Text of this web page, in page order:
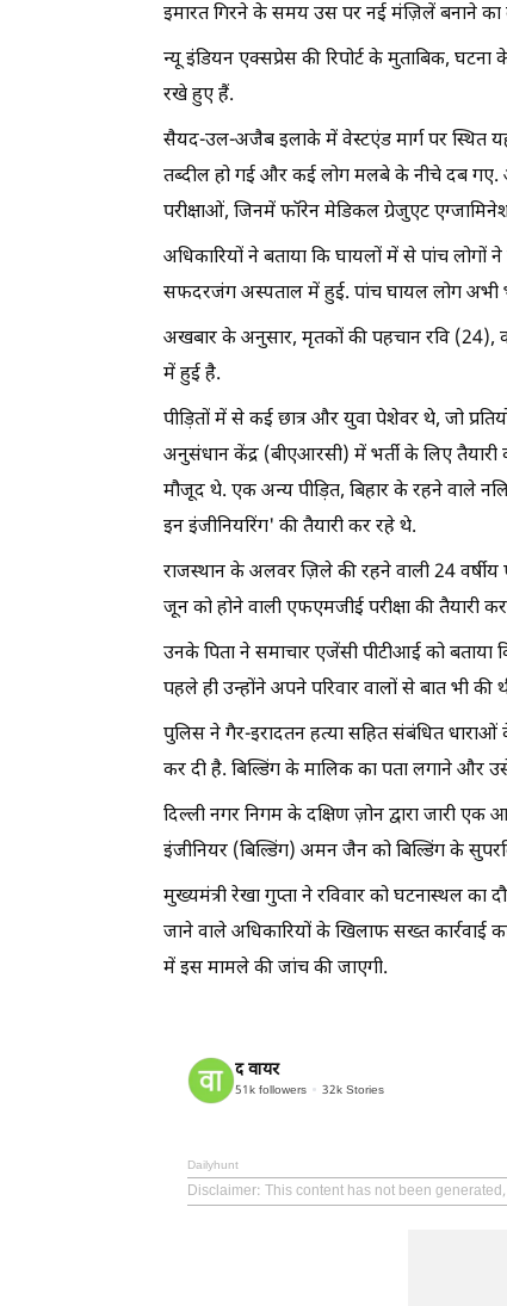
इमारत गिरने के समय उस पर नई मंज़िलें बनाने का
न्यू इंडियन एक्सप्रेस की रिपोर्ट के मुताबिक,
रखे हुए हैं.
सैयद-उल-अजैब इलाके में वेस्टएंड मार्ग पर स्थित
तब्दील हो गई और कई लोग मलबे के नीचे दब गए.
परीक्षाओं, जिनमें फॉरेन मेडिकल ग्रेजुएट
अधिकारियों ने बताया कि घायलों में से पांच
सफदरजंग अस्पताल में हुई. पांच घायल लोग अभी
अखबार के अनुसार, मृतकों की पहचान रवि
में हुई है.
पीड़ितों में से कई छात्र और युवा पेशेवर थे, जो
अनुसंधान केंद्र (बीएआरसी) में भर्ती के लिए
मौजूद थे. एक अन्य पीड़ित, बिहार के रहने वाले
इन इंजीनियरिंग' की तैयारी कर रहे थे.
राजस्थान के अलवर ज़िले की रहने वाली 24
जून को होने वाली एफएमजीई परीक्षा की तैयारी कर
उनके पिता ने समाचार एजेंसी पीटीआई को
पहले ही उन्होंने अपने परिवार वालों से बात भी की
पुलिस ने गैर-इरादतन हत्या सहित संबंधित
कर दी है. बिल्डिंग के मालिक का पता लगाने और
दिल्ली नगर निगम के दक्षिण ज़ोन द्वारा जारी
इंजीनियर (बिल्डिंग) अमन जैन को बिल्डिंग के
मुख्यमंत्री रेखा गुप्ता ने रविवार को घटनास्थल का
जाने वाले अधिकारियों के खिलाफ सख्त कार्रवाई
में इस मामले की जांच की जाएगी.
द वायर
51k followers 32k Stories
Dailyhunt
Disclaimer: This content has not been